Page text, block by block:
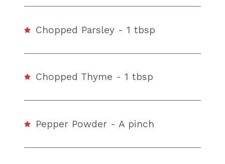
Chopped Parsley - 1 tbsp
Chopped Thyme - 1 tbsp
Pepper Powder - A pinch